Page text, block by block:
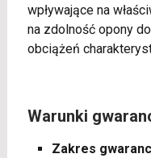
wpływające na
na zdolność opony
obciążeń
Warunki
Zakres